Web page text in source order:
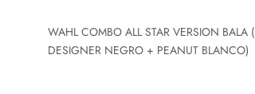
WAHL COMBO ALL STAR VERSION BALA (
DESIGNER NEGRO + PEANUT BLANCO)